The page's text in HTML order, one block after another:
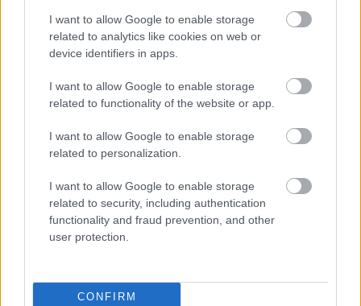
I want to allow Google to enable storage
related to analytics like cookies on web or
device identifiers in apps.
I want to allow Google to enable storage
related to functionality of the website or app.
I want to allow Google to enable storage
related to personalization.
I want to allow Google to enable storage
related to security, including authentication
functionality and fraud prevention, and other
user protection.
CONFIRM
Hitelfordulat 2026: elzárja a pénzcsapot az
ELEMZÉSEK 2026. júl. 22.
Vagyonvisszaszerzés: amikor a pénz